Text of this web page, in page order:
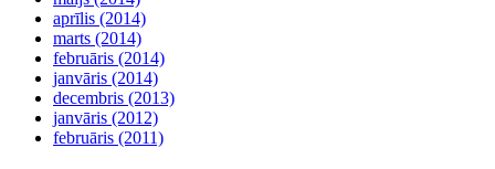
aprīlis (2014)
marts (2014)
februāris (2014)
janvāris (2014)
decembris (2013)
janvāris (2012)
februāris (2011)